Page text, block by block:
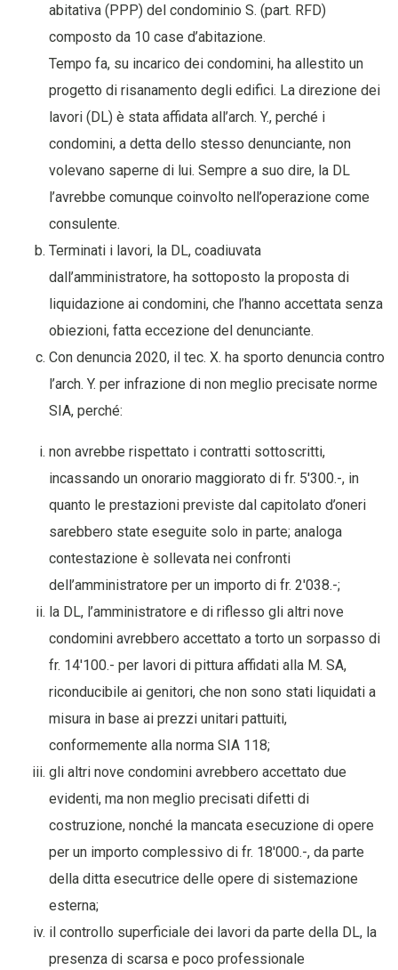
abitativa (PPP) del condominio S. (part. RFD)
composto da 10 case d’abitazione.
Tempo fa, su incarico dei condomini, ha allestito un
progetto di risanamento degli edifici. La direzione dei
lavori (DL) è stata affidata all’arch. Y., perché i
condomini, a detta dello stesso denunciante, non
volevano saperne di lui. Sempre a suo dire, la DL
l’avrebbe comunque coinvolto nell’operazione come
consulente.
Terminati i lavori, la DL, coadiuvata
dall’amministratore, ha sottoposto la proposta di
liquidazione ai condomini, che l’hanno accettata senza
obiezioni, fatta eccezione del denunciante.
Con denuncia 2020, il tec. X. ha sporto denuncia contro
l’arch. Y. per infrazione di non meglio precisate norme
SIA, perché:
non avrebbe rispettato i contratti sottoscritti,
incassando un onorario maggiorato di fr. 5'300.-, in
quanto le prestazioni previste dal capitolato d’oneri
sarebbero state eseguite solo in parte; analoga
contestazione è sollevata nei confronti
dell’amministratore per un importo di fr. 2'038.-;
la DL, l’amministratore e di riflesso gli altri nove
condomini avrebbero accettato a torto un sorpasso di
fr. 14'100.- per lavori di pittura affidati alla M. SA,
riconducibile ai genitori, che non sono stati liquidati a
misura in base ai prezzi unitari pattuiti,
conformemente alla norma SIA 118;
gli altri nove condomini avrebbero accettato due
evidenti, ma non meglio precisati difetti di
costruzione, nonché la mancata esecuzione di opere
per un importo complessivo di fr. 18'000.-, da parte
della ditta esecutrice delle opere di sistemazione
esterna;
il controllo superficiale dei lavori da parte della DL, la
presenza di scarsa e poco professionale